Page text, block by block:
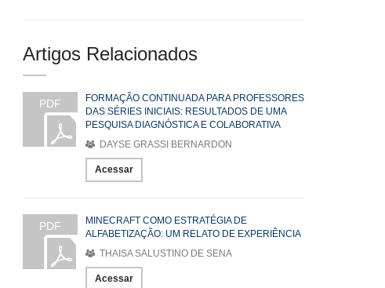
Artigos Relacionados
PDF
FORMAÇÃO CONTINUADA PARA PROFESSORES
DAS SÉRIES INICIAIS: RESULTADOS DE UMA
PESQUISA DIAGNÓSTICA E COLABORATIVA
DAYSE GRASSI BERNARDON
Acessar
PDF
MINECRAFT COMO ESTRATÉGIA DE
ALFABETIZAÇÃO: UM RELATO DE EXPERIÊNCIA
THAISA SALUSTINO DE SENA
Acessar